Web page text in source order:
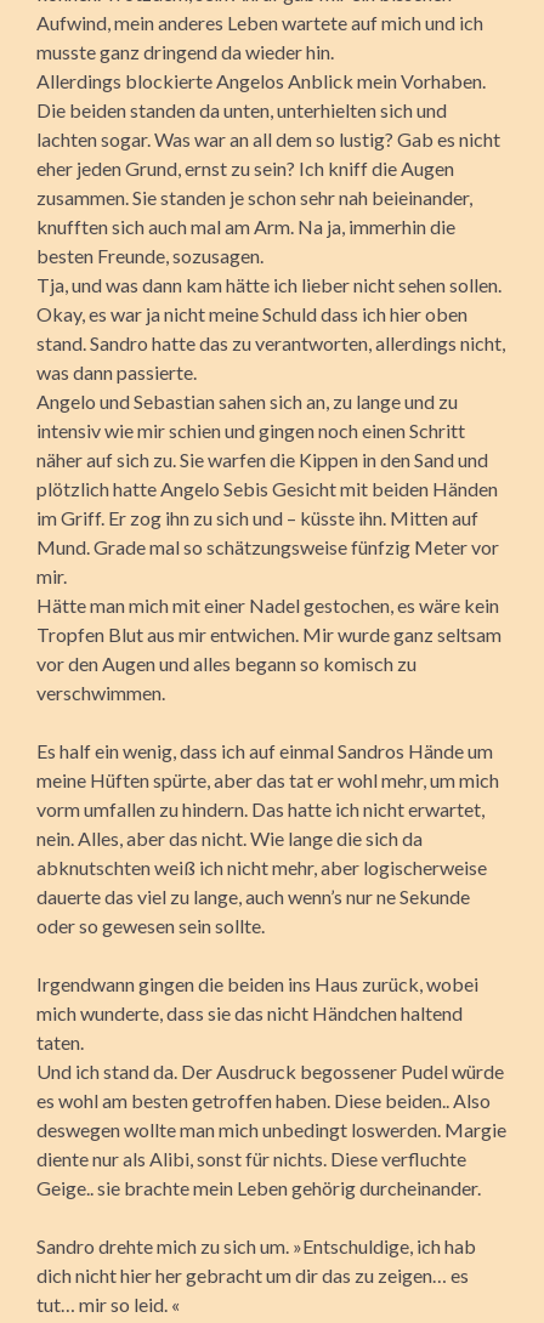
Aufwind, mein anderes Leben wartete auf mich und ich
musste ganz dringend da wieder hin.
Allerdings blockierte Angelos Anblick mein Vorhaben.
Die beiden standen da unten, unterhielten sich und
lachten sogar. Was war an all dem so lustig? Gab es nicht
eher jeden Grund, ernst zu sein? Ich kniff die Augen
zusammen. Sie standen je schon sehr nah beieinander,
knufften sich auch mal am Arm. Na ja, immerhin die
besten Freunde, sozusagen.
Tja, und was dann kam hätte ich lieber nicht sehen sollen.
Okay, es war ja nicht meine Schuld dass ich hier oben
stand. Sandro hatte das zu verantworten, allerdings nicht,
was dann passierte.
Angelo und Sebastian sahen sich an, zu lange und zu
intensiv wie mir schien und gingen noch einen Schritt
näher auf sich zu. Sie warfen die Kippen in den Sand und
plötzlich hatte Angelo Sebis Gesicht mit beiden Händen
im Griff. Er zog ihn zu sich und – küsste ihn. Mitten auf
Mund. Grade mal so schätzungsweise fünfzig Meter vor
mir.
Hätte man mich mit einer Nadel gestochen, es wäre kein
Tropfen Blut aus mir entwichen. Mir wurde ganz seltsam
vor den Augen und alles begann so komisch zu
verschwimmen.
Es half ein wenig, dass ich auf einmal Sandros Hände um
meine Hüften spürte, aber das tat er wohl mehr, um mich
vorm umfallen zu hindern. Das hatte ich nicht erwartet,
nein. Alles, aber das nicht. Wie lange die sich da
abknutschten weiß ich nicht mehr, aber logischerweise
dauerte das viel zu lange, auch wenn’s nur ne Sekunde
oder so gewesen sein sollte.
Irgendwann gingen die beiden ins Haus zurück, wobei
mich wunderte, dass sie das nicht Händchen haltend
taten.
Und ich stand da. Der Ausdruck begossener Pudel würde
es wohl am besten getroffen haben. Diese beiden.. Also
deswegen wollte man mich unbedingt loswerden. Margie
diente nur als Alibi, sonst für nichts. Diese verfluchte
Geige.. sie brachte mein Leben gehörig durcheinander.
Sandro drehte mich zu sich um. »Entschuldige, ich hab
dich nicht hier her gebracht um dir das zu zeigen… es
tut… mir so leid. «